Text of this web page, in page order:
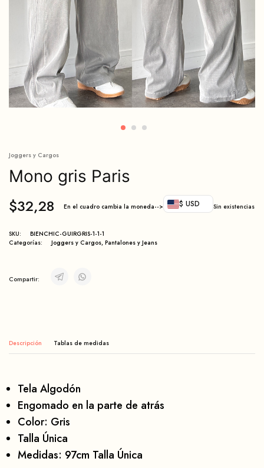
Joggers y Cargos
Mono gris Paris
$32,28 En el cuadro cambia la moneda--> $ USD Sin existencias
SKU:
BIENCHIC-GUIRGRIS-1-1-1
Categorías:
Joggers y Cargos, Pantalones y Jeans
Compartir:
Descripción
Tela Algodón
Engomado en la parte de atrás
Color: Gris
Talla Única
Medidas: 97cm Talla Única